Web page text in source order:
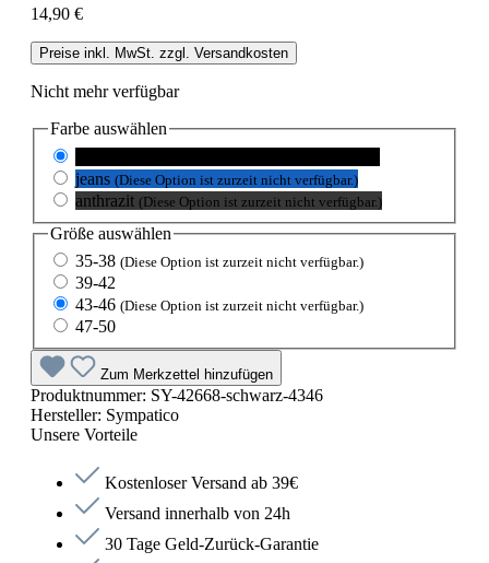
14,90 €
Preise inkl. MwSt. zzgl. Versandkosten
Nicht mehr verfügbar
Farbe auswählen
jeans (Diese Option ist zurzeit nicht verfügbar.)
anthrazit (Diese Option ist zurzeit nicht verfügbar.)
Größe auswählen
35-38 (Diese Option ist zurzeit nicht verfügbar.)
39-42
43-46 (Diese Option ist zurzeit nicht verfügbar.)
47-50
Zum Merkzettel hinzufügen
Produktnummer: SY-42668-schwarz-4346
Hersteller: Sympatico
Unsere Vorteile
Kostenloser Versand ab 39€
Versand innerhalb von 24h
30 Tage Geld-Zurück-Garantie